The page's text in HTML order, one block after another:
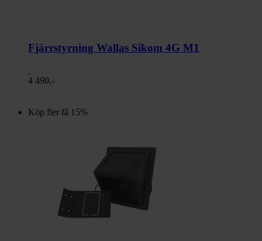
Fjärrstyrning Wallas Sikom 4G M1
4 490,-
Köp fler få 15%